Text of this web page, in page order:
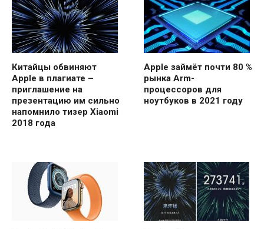
Китайцы обвиняют
Apple в плагиате –
приглашение на
презентацию им сильно
напомнило тизер Xiaomi
2018 года
Apple займёт почти 80 %
рынка Arm-
процессоров для
ноутбуков в 2021 году